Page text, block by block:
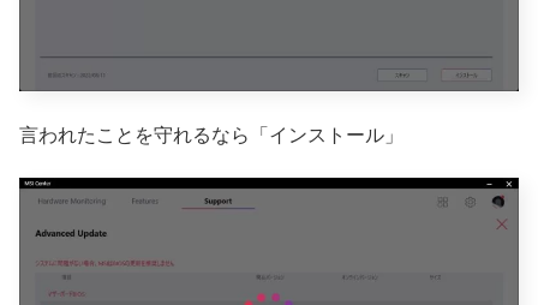
言われたことを守れるなら「インストール」